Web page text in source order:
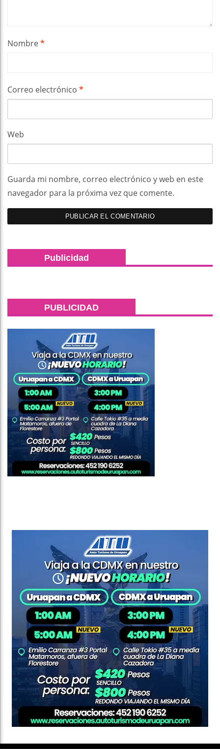
Nombre*
Correo electrónico *
Web
Guarda mi nombre, correo electrónico y web en este
navegador para la próxima vez que comente.
Publicidad
PUBLICIDAD